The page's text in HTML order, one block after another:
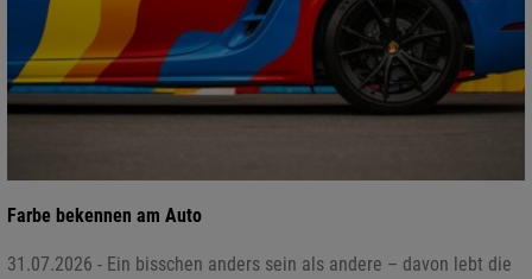
Farbe bekennen am Auto
31.07.2026 - Ein bisschen anders sein als andere – davon lebt die